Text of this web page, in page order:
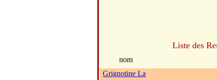
Liste des
nom
Grignotine La